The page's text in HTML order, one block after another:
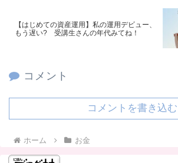
【はじめての資産運用】私の運用デビュー、
もう遅い? 受講生さんの年代みてね！
コメント
コメントを書き込む
ホーム お金